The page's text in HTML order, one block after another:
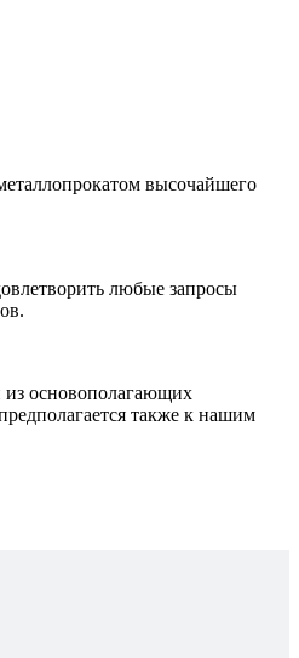
высочайшего
любые запросы
основополагающих
также к нашим